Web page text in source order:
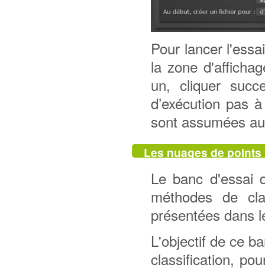
Pour lancer
la zone
un, cliquer
d’exécution pas
sont assumées
Les nuages de points
Le banc d'essai
méthodes de
présentées dans
L'objectif de ce
classification,